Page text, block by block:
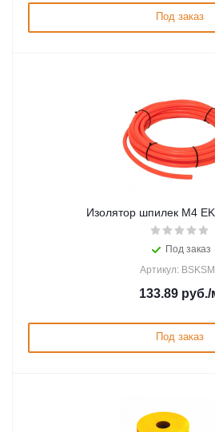
Под заказ
Изолятор шпилек М4
Под заказ
Артикул:
133.89 руб./
Под заказ